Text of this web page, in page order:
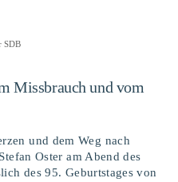
SDB
Missbrauch und vom
und dem Weg nach
Oster am Abend des
des 95. Geburtstages von